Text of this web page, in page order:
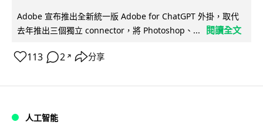
Adobe 宣布推出全新統一版 Adobe for ChatGPT 外掛，取代
去年推出三個獨立 connector，將 Photoshop、...
閱讀全文
113 2 ↗ 分享
人工智能